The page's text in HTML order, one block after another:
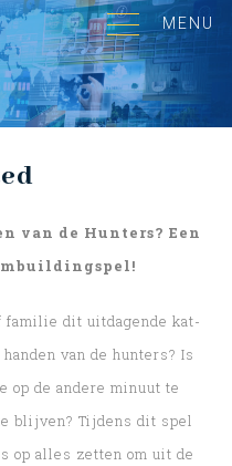
MENU
van de Hunters? Een
familie dit uitdagende kat-
van de hunters? Is
op de andere minuut te
blijven? Tijdens dit spel
op alles zetten om uit de